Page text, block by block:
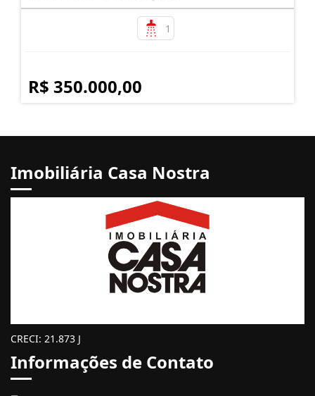
1
R$ 350.000,00
Imobiliária Casa Nostra
CRECI: 21.873 J
Informações de Contato